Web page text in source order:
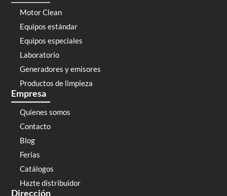
Motor Clean
Equipos estándar
Equipos especiales
Laboratorio
Generadores y emisores
Productos de limpieza
Empresa
Quienes somos
Contacto
Blog
Ferias
Catálogos
Hazte distribuidor
Dirección